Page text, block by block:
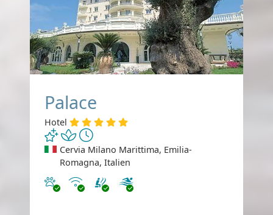
Palace
Hotel
Cervia Milano Marittima, Emilia-
Romagna, Italien
Haustiere erlaubt
Internet